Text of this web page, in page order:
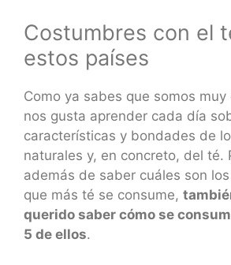
Costumbres con el
estos países
Como ya sabes que somos muy
nos gusta aprender cada día
características y bondades de
naturales y, en concreto, del té.
además de saber cuáles son
que más té se consume,
querido saber cómo se
5 de ellos.